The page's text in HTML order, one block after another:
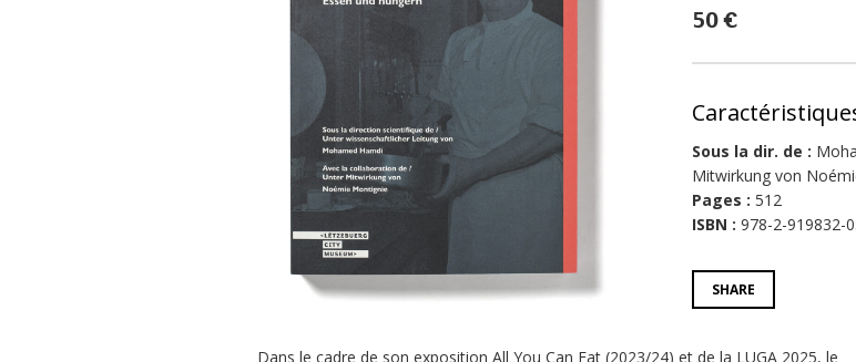
50 €
Sous la dir. de :
Mitwirkung von
Pages : 512
ISBN : 978-2-919832-
SHARE
Dans le cadre de son exposition All You Can Eat (2023/24) et de la LUGA 2025, le